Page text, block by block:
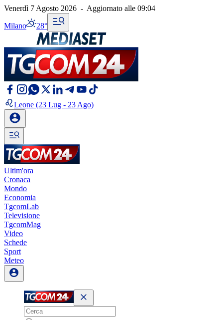
Venerdì 7 Agosto 2026 - Aggiornato alle 09:04
Milano 28°
Leone (23 Lug - 23 Ago)
Ultim'ora
Cronaca
Mondo
Economia
TgcomLab
Televisione
TgcomMag
Video
Schede
Sport
Meteo